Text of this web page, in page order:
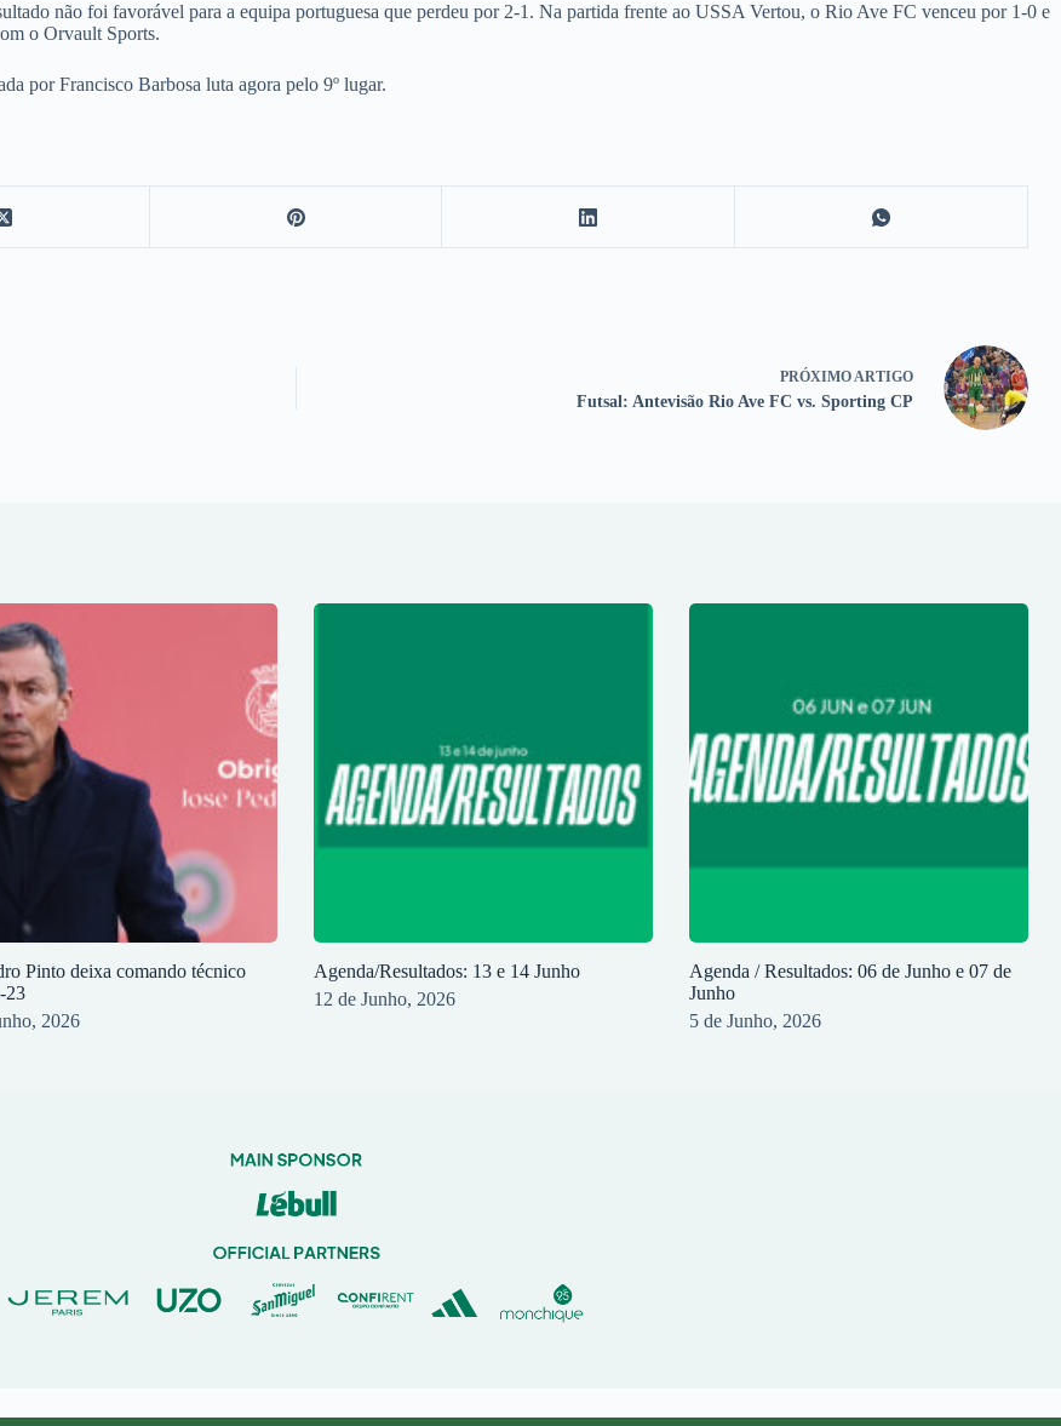
não foi favorável para a equipa portuguesa que perdeu por 2-1. Na partida frente ao USSA Vertou, o Rio Ave FC venceu por 1-0 e
o Orvault Sports.
por Francisco Barbosa luta agora pelo 9º lugar.
PRÓXIMO ARTIGO
Futsal: Antevisão Rio Ave FC vs. Sporting CP
Pinto deixa comando técnico
23
2026
Agenda/Resultados: 13 e 14 Junho
12 de Junho, 2026
Agenda / Resultados: 06 de Junho e 07 de
Junho
5 de Junho, 2026